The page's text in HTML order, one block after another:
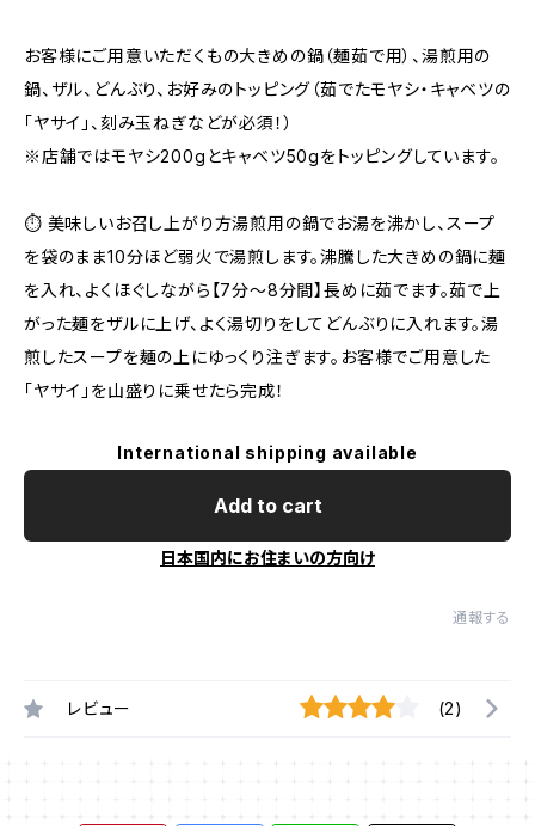
お客様にご用意いただくもの大きめの鍋（麺茹で用）、湯煎用の
鍋、ザル、どんぶり、お好みのトッピング（茹でたモヤシ・キャベツの
「ヤサイ」、刻み玉ねぎなどが必須！）
※店舗ではモヤシ200gとキャベツ50gをトッピングしています。
⏱️ 美味しいお召し上がり方湯煎用の鍋でお湯を沸かし、スープ
を袋のまま10分ほど弱火で湯煎します。沸騰した大きめの鍋に麺
を入れ、よくほぐしながら【7分〜8分間】長めに茹でます。茹で上
がった麺をザルに上げ、よく湯切りをしてどんぶりに入れます。湯
煎したスープを麺の上にゆっくり注ぎます。お客様でご用意した
「ヤサイ」を山盛りに乗せたら完成！
International shipping available
Add to cart
日本国内にお住まいの方向け
通報する
レビュー (2)